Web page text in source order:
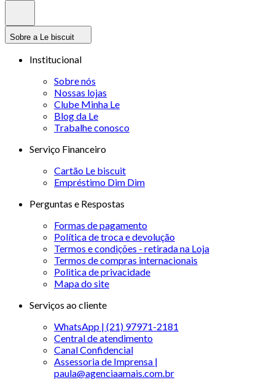
Sobre a Le biscuit
Institucional
Sobre nós
Nossas lojas
Clube Minha Le
Blog da Le
Trabalhe conosco
Serviço Financeiro
Cartão Le biscuit
Empréstimo Dim Dim
Perguntas e Respostas
Formas de pagamento
Política de troca e devolução
Termos e condições - retirada na Loja
Termos de compras internacionais
Politica de privacidade
Mapa do site
Serviços ao cliente
WhatsApp | (21) 97971-2181
Central de atendimento
Canal Confidencial
Assessoria de Imprensa |
paula@agenciaamais.com.br